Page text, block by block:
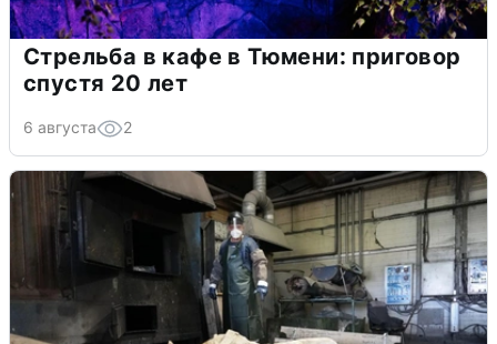
Стрельба в кафе в Тюмени: приговор
спустя 20 лет
6 августа 2